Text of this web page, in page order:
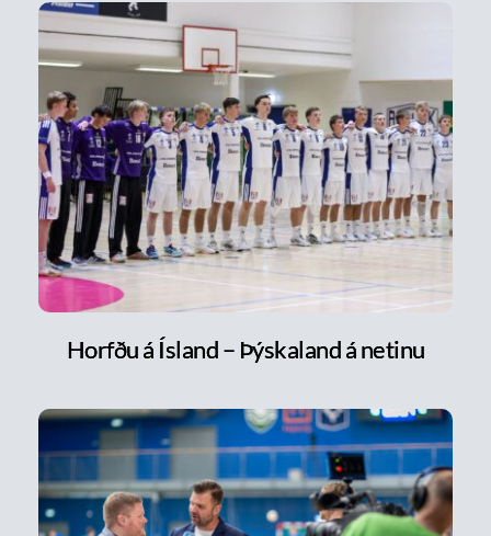
Horfðu á Ísland – Þýskaland á netinu